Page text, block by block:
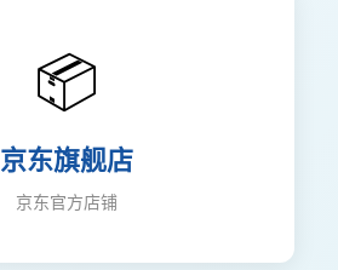
📦
京东旗舰店
京东官方店铺